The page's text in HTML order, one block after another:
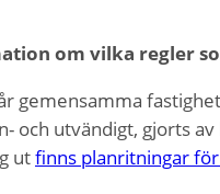
om vilka regler
gemensamma
och utvändigt, gjorts
utfinns planritningar